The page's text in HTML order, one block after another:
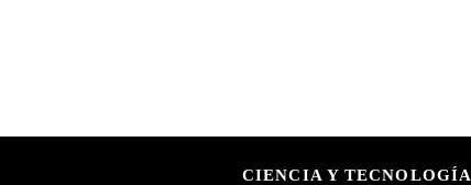
CIENCIA Y TECNOLOGÍA